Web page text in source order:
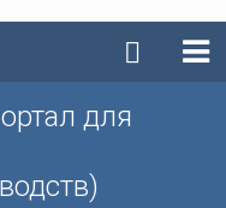
для